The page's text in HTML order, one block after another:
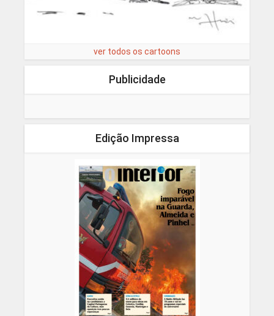
ver todos os cartoons
Publicidade
Edição Impressa